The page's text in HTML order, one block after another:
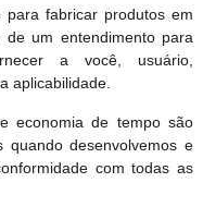
fabricar produtos em
um entendimento para
a você, usuário,
aplicabilidade.
economia de tempo são
quando desenvolvemos e
com todas as